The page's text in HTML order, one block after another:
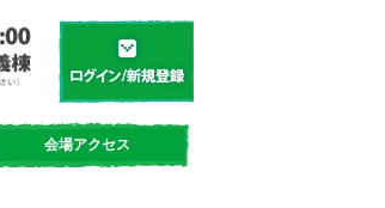
学都「仙台・宮城」サイエンスデイ
会場アクセス